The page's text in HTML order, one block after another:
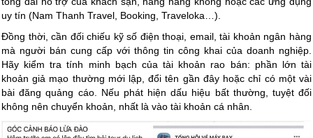
uy tín (Nam Thanh Travel, Booking, Traveloka…).
Đồng thời, cần đối chiếu kỹ số điện thoại, email, tài khoản ngân hàng
mà người bán cung cấp với thông tin công khai của doanh nghiệp.
Hãy kiểm tra tính minh bạch của tài khoản rao bán: phần lớn tài
khoản giả mạo thường mới lập, đổi tên gần đây hoặc chỉ có một vài
bài đăng quảng cáo. Nếu phát hiện dấu hiệu bất thường, tuyệt đối
không nên chuyển khoản, nhất là vào tài khoản cá nhân.